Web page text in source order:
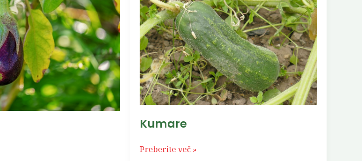
Kumare
Preberite več »